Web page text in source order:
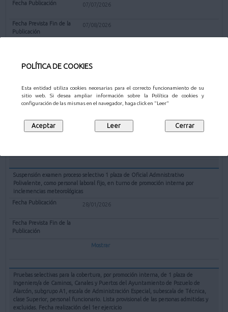
POLÍTICA DE COOKIES
Esta entidad utiliza cookies necesarias para el correcto funcionamiento de su
sitio web. Si desea ampliar información sobre la Política de cookies y
configuración de las mismas en el navegador, haga click en "Leer"
07/07/2026
07/08/2026
Procesos y Proyectos - Gestión Cultural
23/06/2026
Suspensión examen proceso selectivo 1 plaza de Oficial Admnistrativo
Polivalente, como personal laboral fijo, en turno de promoción interna por
inclemencias meteorológicas
28/01/2026
Mostrar
Pruebas selectivas para la cobertura, por promoción interna, de 1 plaza de
Ingeniero/a de Caminos, Canales y Puertos del Ayuntamiento de Pozuelo de
Alarcón, subgrupo A1, escala de Administración Especial, subescala de Técnica,
clase Superior, personal funcionario. Lista provisional de las personas admitidas y
excluidas. Fecha realización del 1er ejercicio